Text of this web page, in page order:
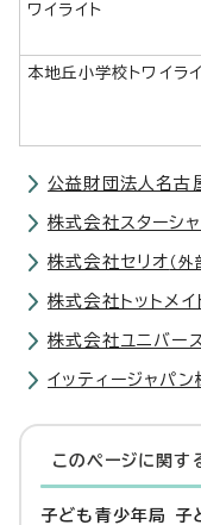
ワイライト
本地丘小学校トワイラ
公益財団法人名古
株式会社スターシ
株式会社セリオ （外
株式会社トットメイ
株式会社ユニバース
イッティージャパ
このページに関す
子ども青少年局 子